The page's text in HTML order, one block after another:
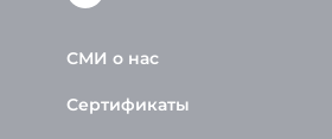
СМИ о нас
Сертификаты